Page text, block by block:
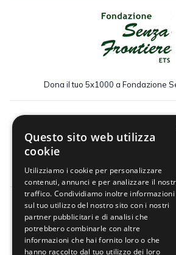
Dona il tuo 5x1000 a Fondazione
Scarica gratuitamente la
Questo sito web utilizza
cookie
Utilizziamo i cookie per personalizzare
contenuti, annunci e per analizzare il
traffico. Condividiamo inoltre informazioni
sul tuo utilizzo del nostro sito con i nostri
partner pubblicitari e di analisi che
potrebbero combinarle con altre
informazioni che hai fornito loro o che
hanno raccolto dal tuo utilizzo dei loro